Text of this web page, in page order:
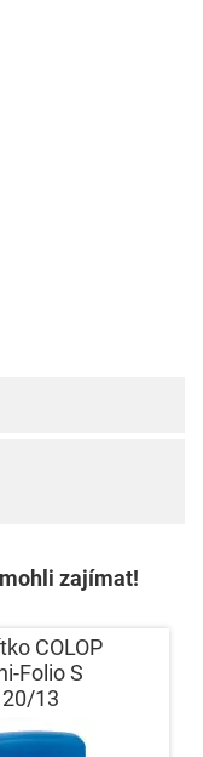
zajímat!
COLOP
Folio S
13